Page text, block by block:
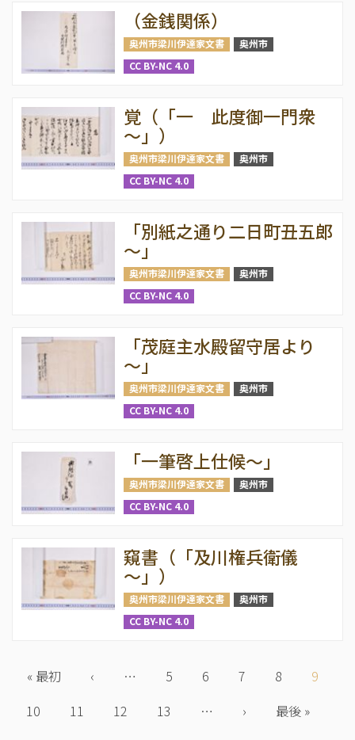
（金銭関係）
奥州市梁川伊達家文書
奥州市
CC BY-NC 4.0
覚（「一 此度御一門衆
～」）
奥州市梁川伊達家文書
奥州市
CC BY-NC 4.0
「別紙之通り二日町丑五郎
～」
奥州市梁川伊達家文書
奥州市
CC BY-NC 4.0
「茂庭主水殿留守居より
～」
奥州市梁川伊達家文書
奥州市
CC BY-NC 4.0
「一筆啓上仕候～」
奥州市梁川伊達家文書
奥州市
CC BY-NC 4.0
窺書（「及川権兵衛儀
～」）
奥州市梁川伊達家文書
奥州市
CC BY-NC 4.0
先
ペ
« 最初
前‹ … Page
5 Page
6 Page
7 Page
8
カ
9
Page
10 Page
11 Page
12 Page
13 …
次›
最
最後 »